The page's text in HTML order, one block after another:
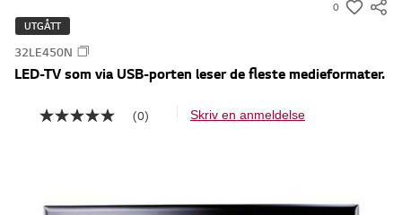
0
s
m
UTGÅTT
32LE450N
LED-TV som via USB-porten leser de fleste medieformater.
I
u
(0) Skriv en anmeldelse